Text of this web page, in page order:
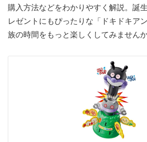
購入方法などをわかりやすく解説。誕
レゼントにもぴったりな「ドキドキア
族の時間をもっと楽しくしてみません